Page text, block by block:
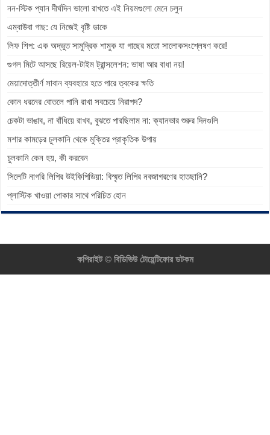
নন-স্টিক প্যান দীর্ঘদিন ভালো রাখতে এই নিয়মগুলো মেনে চলুন
এম্বাউবা গাছ: যে নিজেই বৃষ্টি ডাকে
লিফ শিপ: এক অদ্ভুত সামুদ্রিক শামুক যা গাছের মতো সালোকসংশ্লেষণ করে!
গুগল মিটে আসছে রিয়েল-টাইম ট্রান্সলেশন: ভাষা আর বাধা নয়!
মেয়াদোত্তীর্ণ সাবান ব্যবহারে হতে পারে ত্বকের ক্ষতি
কোন ধরনের বোতলে পানি রাখা সবচেয়ে নিরাপদ?
চেকটা ভাঙাব, না বাঁধিয়ে রাখব, বুঝতে পারছিলাম না: ক্যানভার শুরুর দিনগুলি
মশার কামড়ের চুলকানি থেকে মুক্তির প্রাকৃতিক উপায়
চুলকানি কেন হয়, কী করবেন
সিলেটি নাগরি লিপির উইকিপিডিয়া: বিস্মৃত লিপির নবজাগরণের হাতছানি?
প্লাস্টিক খাওয়া পোকার সাথে পরিচিত হোন
কপিরাইট ©বিডিভিউ টোয়েন্টিফোর ডটকম